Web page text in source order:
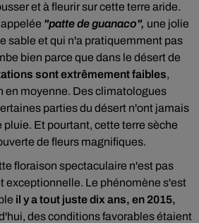
et à fleurir sur cette terre aride.
"patte de guanaco", une jolie
sable et qui n'a pratiquemment pas
bien parce que dans le désert de
sont extrêmement faibles,
en moyenne. Des climatologues
parties du désert n'ont jamais
pluie. Et pourtant, cette terre sèche
de fleurs magnifiques.
floraison spectaculaire n'est pas
exceptionnelle. Le phénomène s'est
il y a tout juste dix ans, en 2015,
des conditions favorables étaient